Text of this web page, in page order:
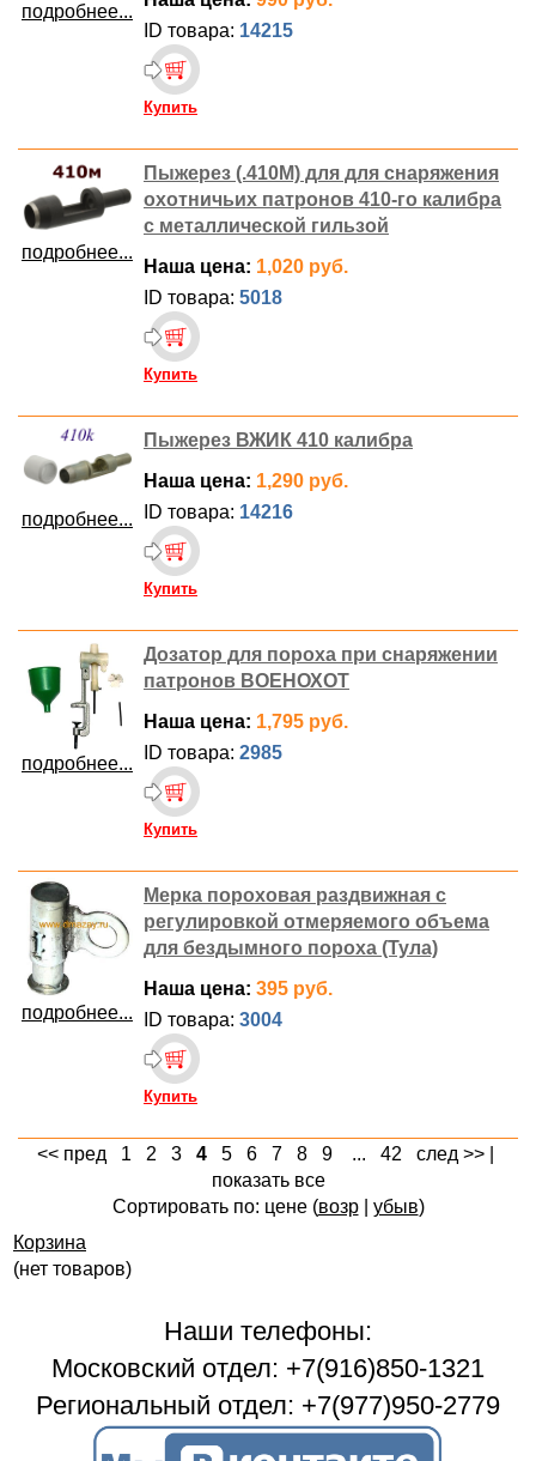
подробнее...
ID товара: 14215
Купить
подробнее...
Пыжерез (.410М) для для снаряжения
охотничьих патронов 410-го калибра
с металлической гильзой
Наша цена: 1,020 руб.
ID товара: 5018
Купить
подробнее...
Пыжерез ВЖИК 410 калибра
Наша цена: 1,290 руб.
ID товара: 14216
Купить
подробнее...
Дозатор для пороха при снаряжении
патронов ВОЕНОХОТ
Наша цена: 1,795 руб.
ID товара: 2985
Купить
подробнее...
Мерка пороховая раздвижная с
регулировкой отмеряемого объема
для бездымного пороха (Тула)
Наша цена: 395 руб.
ID товара: 3004
Купить
<< пред 1 2 3 4 5 6 7 8 9 ... 42 след >>
показать все
Сортировать по: цене (возр| убыв)
Корзина
(нет товаров)
Наши телефоны:
Московский отдел: +7(916)850-1321
Региональный отдел: +7(977)950-2779